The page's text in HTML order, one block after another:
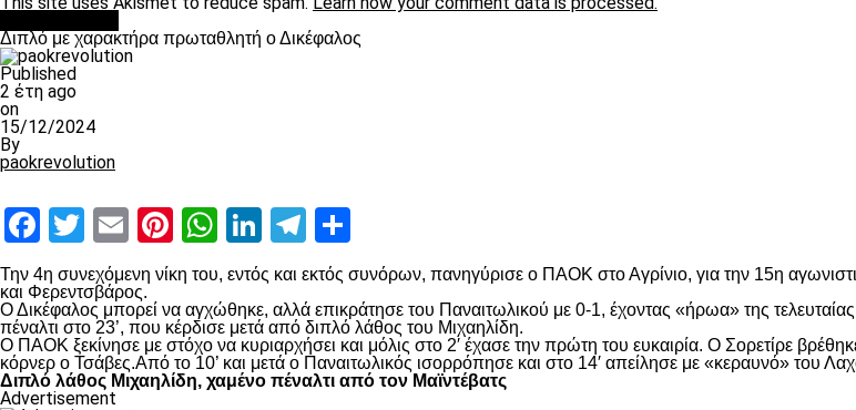
Διπλό με χαρακτήρα πρωταθλητή ο Δικέφαλος
Published
2 έτη ago
on
15/12/2024
By
paokrevolution
Facebook
Twitter
EmailPinterest
WhatsApp
LinkedIn
Telegram
Την 4η συνεχόμενη νίκη του, εντός και εκτός συνόρων, πανηγύρισε ο ΠΑΟΚ στο Αγρίνιο, για την 15η
και Φερεντσβάρος.
Ο Δικέφαλος μπορεί να αγχώθηκε, αλλά επικράτησε του Παναιτωλικού με 0-1, έχοντας «ήρωα» της
πέναλτι στο 23’, που κέρδισε μετά από διπλό λάθος του Μιχαηλίδη.
Ο ΠΑΟΚ ξεκίνησε με στόχο να κυριαρχήσει και μόλις στο 2′ έχασε την πρώτη του ευκαιρία. Ο Σορετίρε
κόρνερ ο Τσάβες.Από το 10’ και μετά ο Παναιτωλικός ισορρόπησε και στο 14′ απείλησε με «κεραυνό» του
Διπλό λάθος Μιχαηλίδη, χαμένο πέναλτι από τον Μαϊντέβατς
Advertisement